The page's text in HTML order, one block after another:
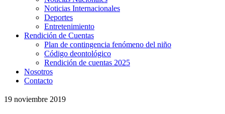
Noticias Internacionales
Deportes
Entretenimiento
Rendición de Cuentas
Plan de contingencia fenómeno del niño
Código deontológico
Rendición de cuentas 2025
Nosotros
Contacto
19 noviembre 2019